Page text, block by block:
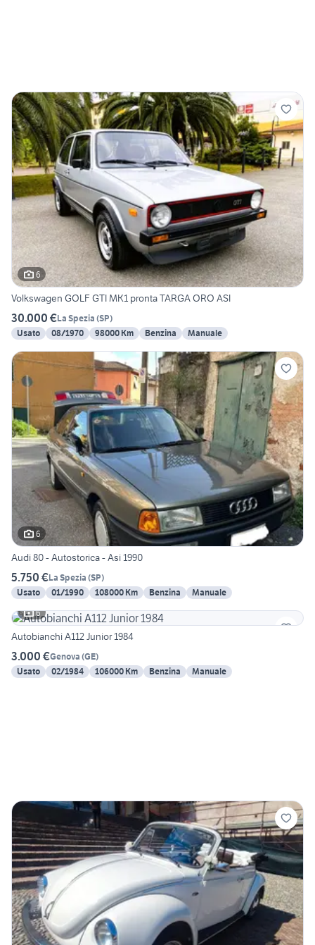
6
Volkswagen GOLF GTI MK1 pronta TARGA ORO ASI
30.000 €La Spezia (SP)
Usato
08/1970 98000 Km Benzina Manuale
6
Audi 80 - Autostorica - Asi 1990
5.750 €La Spezia (SP)
Usato
01/1990 108000 Km Benzina
Manuale
6
Autobianchi A112 Junior 1984
3.000 €Genova (GE)
Usato
02/1984 106000 Km Benzina Manuale